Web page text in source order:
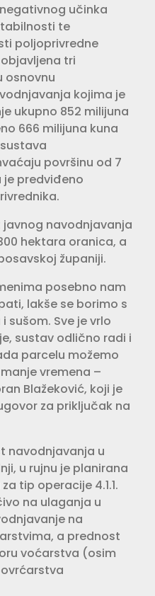
učinka
te
poljoprivredne
tri
osnovnu
kojima je
ukupno 852 milijuna
666 milijuna kuna
površinu od 7
predviđeno
navodnjavanja
hektara oranica, a
županiji.
posebno nam
lakše se borimo s
Sve je vrlo
sustav odlično radi i
parcelu možemo
vremena –
Blažeković, koji je
za priključak na
navodnjavanja u
u rujnu je planirana
tip operacije 4.1.1.
na ulaganja u
na
a prednost
voćarstva (osim